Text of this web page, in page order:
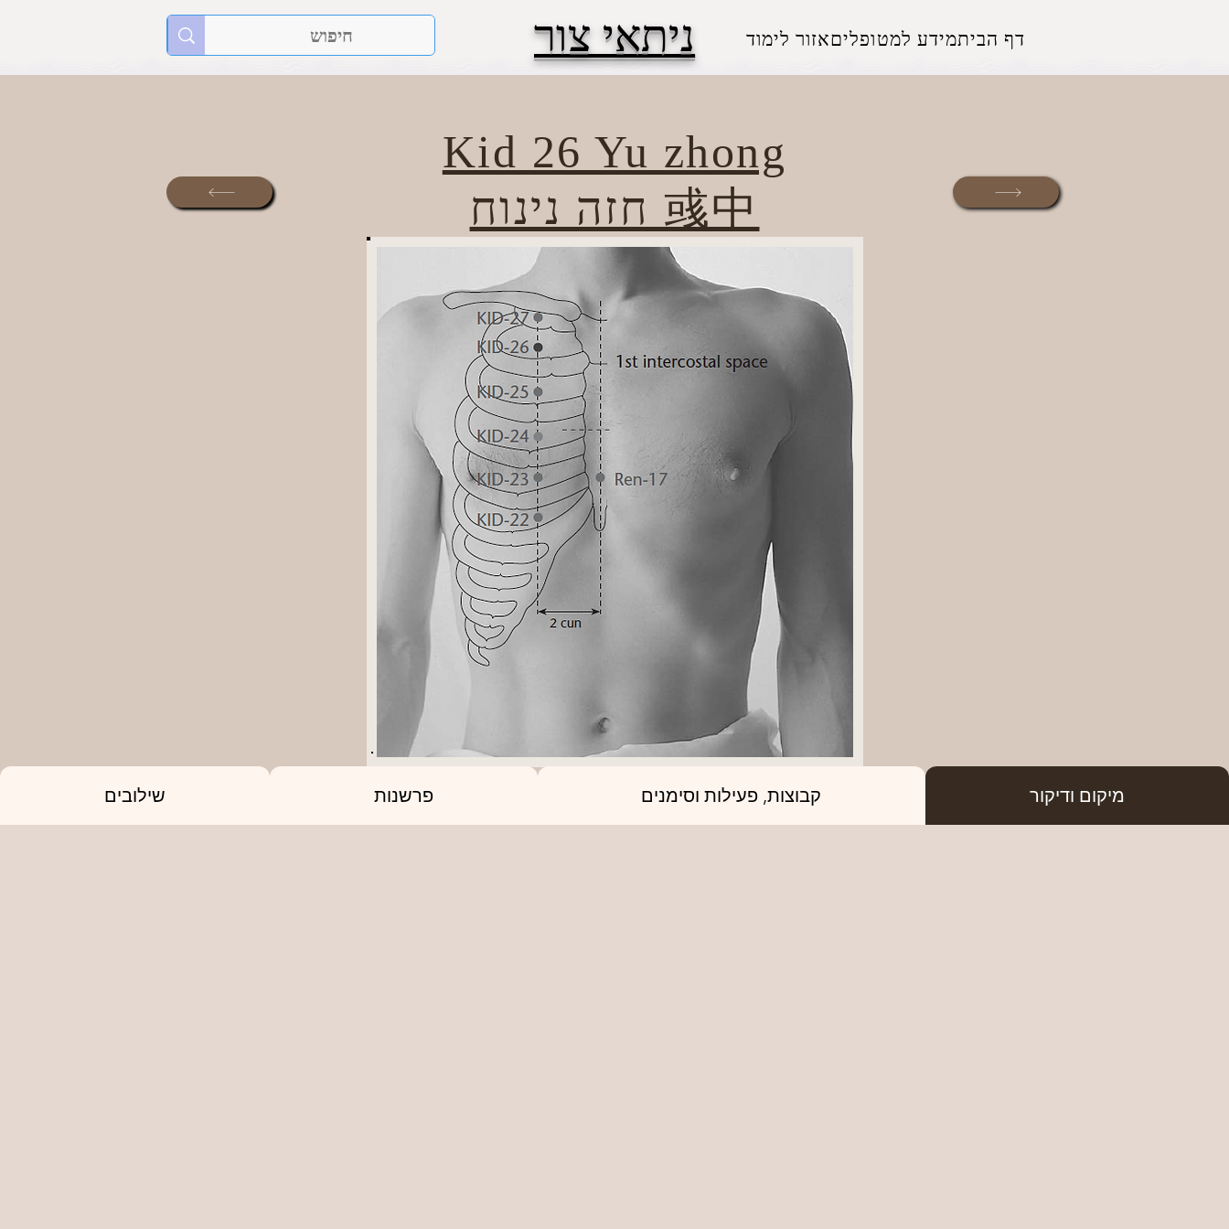
ניתאי צור דף הביתמידע למטופליםאזור לימוד
Kid 26 Yu zhong
חזה נינוח 彧中​​​​​​​​​​​​​​​​
מיקום ודיקור קבוצות, פעילות וסימנים פרשנות שילובים